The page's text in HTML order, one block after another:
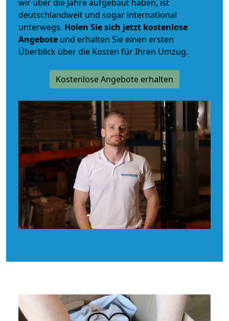
wir über die Jahre aufgebaut haben, ist
deutschlandweit und sogar international
unterwegs. Holen Sie sich jetzt kostenlose
Angebote und erhalten Sie einen ersten
Überblick über die Kosten für Ihren Umzug.
Kostenlose Angebote erhalten